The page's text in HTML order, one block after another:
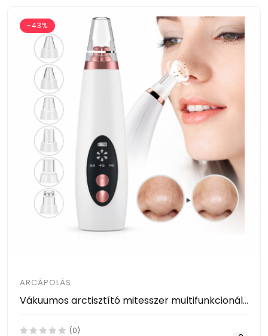
-43%
ARCÁPOLÁS
Vákuumos arctisztító mitesszer multifunkcionális eltávolító 6 az 1-ben
(0)